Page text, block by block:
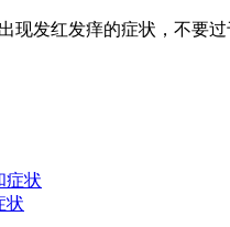
现发红发痒的症状，不要
状